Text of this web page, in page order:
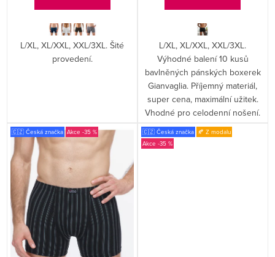
L/XL, XL/XXL, XXL/3XL. Šité
provedení.
L/XL, XL/XXL, XXL/3XL.
Výhodné balení 10 kusů
bavlněných pánských boxerek
Gianvaglia. Příjemný materiál,
super cena, maximální užitek.
Vhodné pro celodenní nošení.
🇨🇿 Česká značka -35 % 🇨🇿 Česká značka 🍂 Z modalu
-35 %